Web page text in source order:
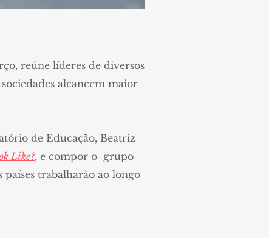
reúne líderes de diversos
alcancem maior
de Educação, Beatriz
Like?, e compor o grupo
trabalharão ao longo